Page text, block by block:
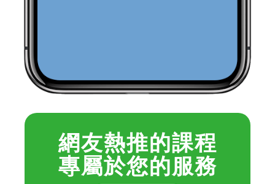
網友熱推的課程
專屬於您的服務